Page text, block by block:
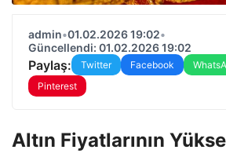
admin•01.02.2026 19:02•
Güncellendi: 01.02.2026 19:02
Paylaş: Twitter Facebook
Pinterest
Altın Fiyatlarının